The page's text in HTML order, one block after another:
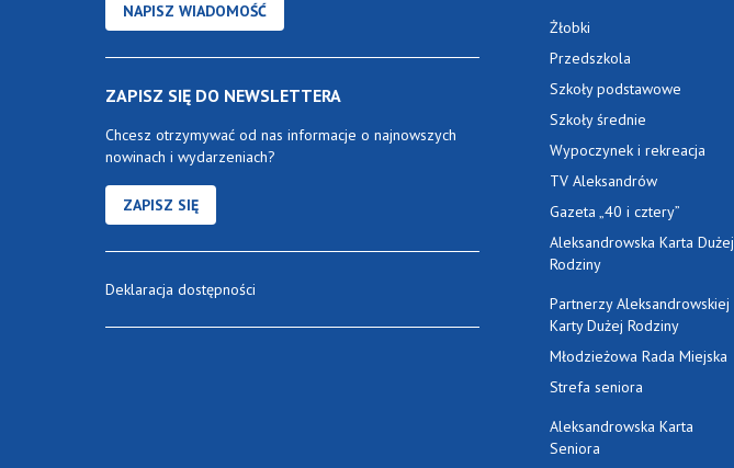
NAPISZ WIADOMOŚĆ
ZAPISZ SIĘ DO NEWSLETTERA
Chcesz otrzymywać od nas informacje o najnowszych
nowinach i wydarzeniach?
ZAPISZ SIĘ
Deklaracja dostępności
Żłobki
Przedszkola
Szkoły podstawowe
Szkoły średnie
Wypoczynek i rekreacja
TV Aleksandrów
Gazeta „40 i cztery”
Aleksandrowska Karta Dużej
Rodziny
Partnerzy Aleksandrowskiej
Karty Dużej Rodziny
Młodzieżowa Rada Miejska
Strefa seniora
Aleksandrowska Karta
Seniora